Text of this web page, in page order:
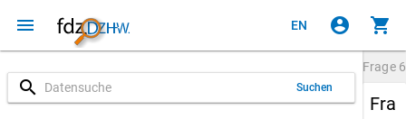
menu EN account_circle shopping_cart
search Suchen
Frage
Fra